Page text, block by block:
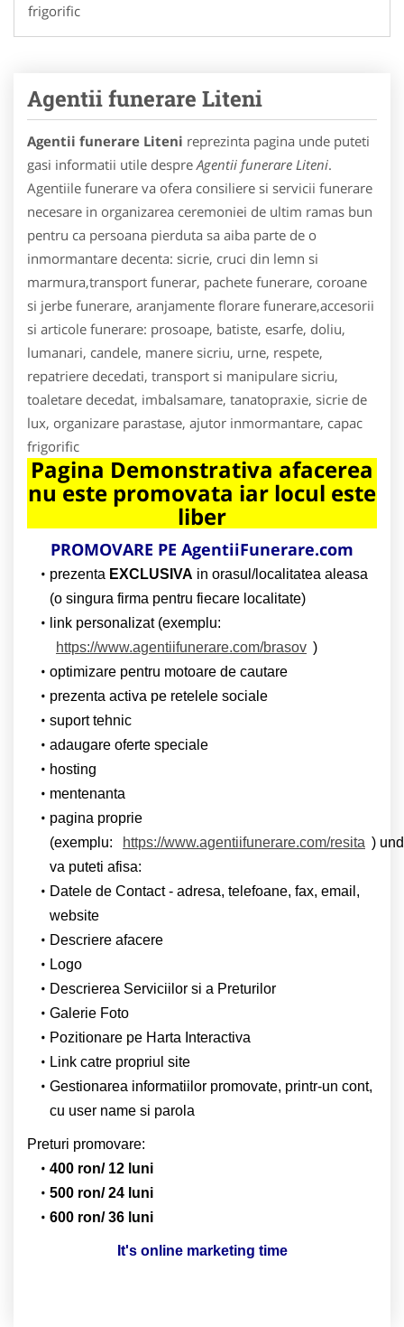
frigorific
Agentii funerare Liteni
Agentii funerare Liteni reprezinta pagina unde puteti
gasi informatii utile despre Agentii funerare Liteni.
Agentiile funerare va ofera consiliere si servicii funerare
necesare in organizarea ceremoniei de ultim ramas bun
pentru ca persoana pierduta sa aiba parte de o
inmormantare decenta: sicrie, cruci din lemn si
marmura,transport funerar, pachete funerare, coroane
si jerbe funerare, aranjamente florare funerare,accesorii
si articole funerare: prosoape, batiste, esarfe, doliu,
lumanari, candele, manere sicriu, urne, respete,
repatriere decedati, transport si manipulare sicriu,
toaletare decedat, imbalsamare, tanatopraxie, sicrie de
lux, organizare parastase, ajutor inmormantare, capac
frigorific
Pagina Demonstrativa afacerea
nu este promovata iar locul este
liber
PROMOVARE PE AgentiiFunerare.com
prezenta EXCLUSIVA in orasul/localitatea aleasa
(o singura firma pentru fiecare localitate)
link personalizat (exemplu:
https://www.agentiifunerare.com/brasov )
optimizare pentru motoare de cautare
prezenta activa pe retelele sociale
suport tehnic
adaugare oferte speciale
hosting
mentenanta
pagina proprie
(exemplu:
https://www.agentiifunerare.com/resita )
va puteti afisa:
Datele de Contact - adresa, telefoane, fax, email,
website
Descriere afacere
Logo
Descrierea Serviciilor si a Preturilor
Galerie Foto
Pozitionare pe Harta Interactiva
Link catre propriul site
Gestionarea informatiilor promovate, printr-un cont,
cu user name si parola
Preturi promovare:
400 ron/ 12 luni
500 ron/ 24 luni
600 ron/ 36 luni
It's online marketing time